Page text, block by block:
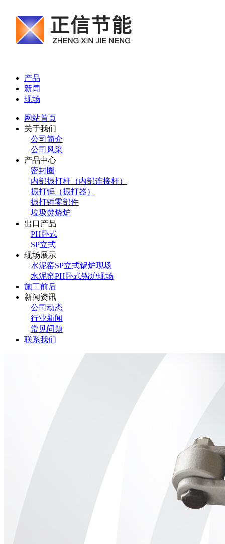
产品
新闻
现场
网站首页
关于我们
公司简介
公司风采
产品中心
密封圈
内部振打杆（内部连接杆）
振打锤（振打器）
振打锤零部件
垃圾焚烧炉
出口产品
PH卧式
SP立式
现场展示
水泥窑SP立式锅炉现场
水泥窑PH卧式锅炉现场
施工前后
新闻资讯
公司动态
行业新闻
常见问题
联系我们